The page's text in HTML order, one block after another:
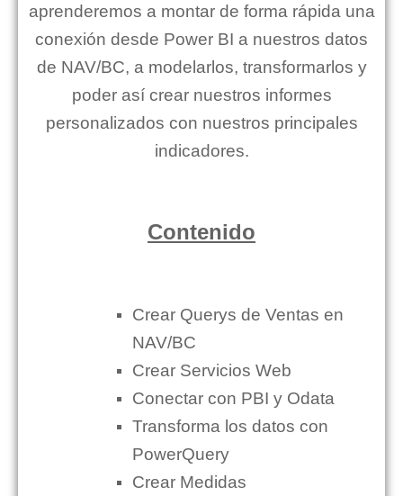
aprenderemos a montar de forma rápida una
conexión desde Power BI a nuestros datos
de NAV/BC, a modelarlos, transformarlos y
poder así crear nuestros informes
personalizados con nuestros principales
indicadores.
Contenido
Crear Querys de Ventas en
NAV/BC
Crear Servicios Web
Conectar con PBI y Odata
Transforma los datos con
PowerQuery
Crear Medidas